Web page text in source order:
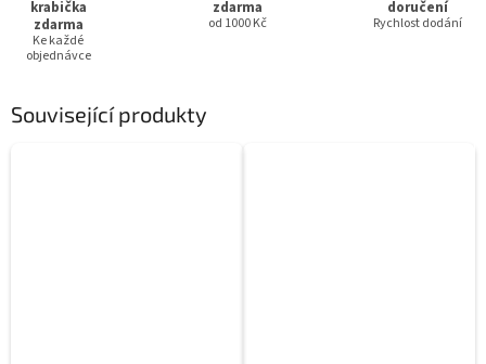
krabička
zdarma
Ke každé
objednávce
zdarma
od 1000 Kč
doručení
Rychlost dodání
Související produkty